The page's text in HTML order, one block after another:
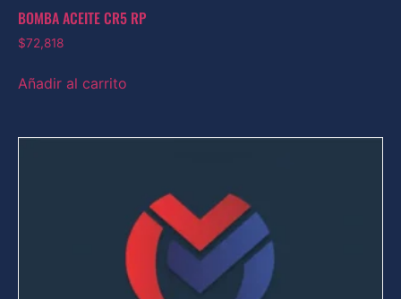
BOMBA ACEITE CR5 RP
$72,818
Añadir al carrito